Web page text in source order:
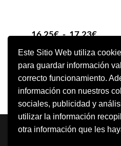
Este Sitio Web utiliza
para guardar información
correcto funcionamiento.
información con nuestros
sociales, publicidad y
utilizar la información
otra información que les
16,25€ - 17,23€
SELECCIONAR OPCIONES
Neve | Funciona